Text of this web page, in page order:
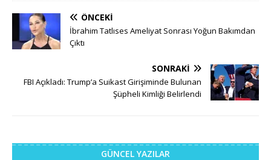
ÖNCEKI
İbrahim Tatlıses Ameliyat Sonrası Yoğun Bakımdan
Çıktı
SONRAKI
FBI Açıkladı: Trump’a Suikast Girişiminde Bulunan
Şüpheli Kimliği Belirlendi
GÜNCEL YAZILAR